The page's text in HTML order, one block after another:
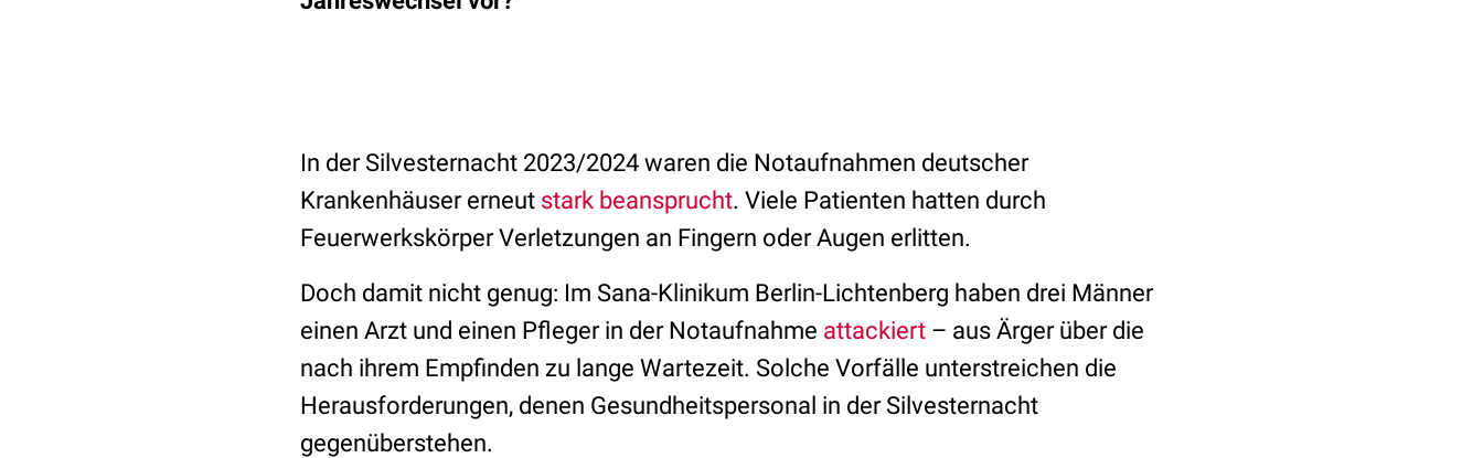
In der Silvesternacht 2023/2024 waren die Notaufnahmen deutscher
Krankenhäuser erneut stark beansprucht. Viele Patienten hatten durch
Feuerwerkskörper Verletzungen an Fingern oder Augen erlitten.
Doch damit nicht genug: Im Sana-Klinikum Berlin-Lichtenberg haben drei Männer
einen Arzt und einen Pfleger in der Notaufnahme attackiert – aus Ärger über die
nach ihrem Empfinden zu lange Wartezeit. Solche Vorfälle unterstreichen die
Herausforderungen, denen Gesundheitspersonal in der Silvesternacht
gegenüberstehen.